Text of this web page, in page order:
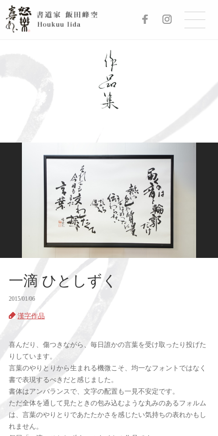
一滴 ひとしずく
2015/01/06
漢字作品
喜んだり、傷つきながら、毎日誰かの言葉を受け取ったり投げた
りしています。
言葉のやりとりから生まれる機微こそ、均一なフォントではなく
書で表現するべきだと感じました。
書体はアンバランスで、文字の配置も一見不安定です。
ただ全体を通して見たときの包み込むような丸みのあるフォルム
は、言葉のやりとりであたたかさを感じたい気持ちの表れかもし
れません。